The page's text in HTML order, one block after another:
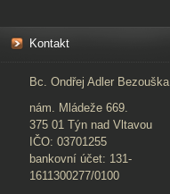
Kontakt
Bc. Ondřej Adler Bezouška
nám. Mládeže 669.
375 01 Týn nad Vltavou
IČO: 03701255
bankovní účet: 131-
1611300277/0100